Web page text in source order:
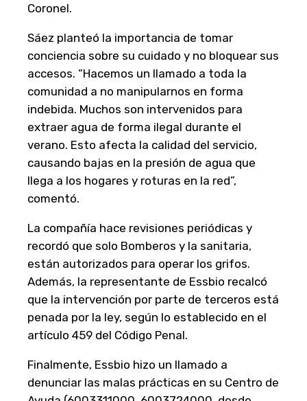
Coronel.
Sáez planteó la importancia de tomar
conciencia sobre su cuidado y no bloquear sus
accesos. “Hacemos un llamado a toda la
comunidad a no manipularnos en forma
indebida. Muchos son intervenidos para
extraer agua de forma ilegal durante el
verano. Esto afecta la calidad del servicio,
causando bajas en la presión de agua que
llega a los hogares y roturas en la red”,
comentó.
La compañía hace revisiones periódicas y
recordó que solo Bomberos y la sanitaria,
están autorizados para operar los grifos.
Además, la representante de Essbio recalcó
que la intervención por parte de terceros está
penada por la ley, según lo establecido en el
artículo 459 del Código Penal.
Finalmente, Essbio hizo un llamado a
denunciar las malas prácticas en su Centro de